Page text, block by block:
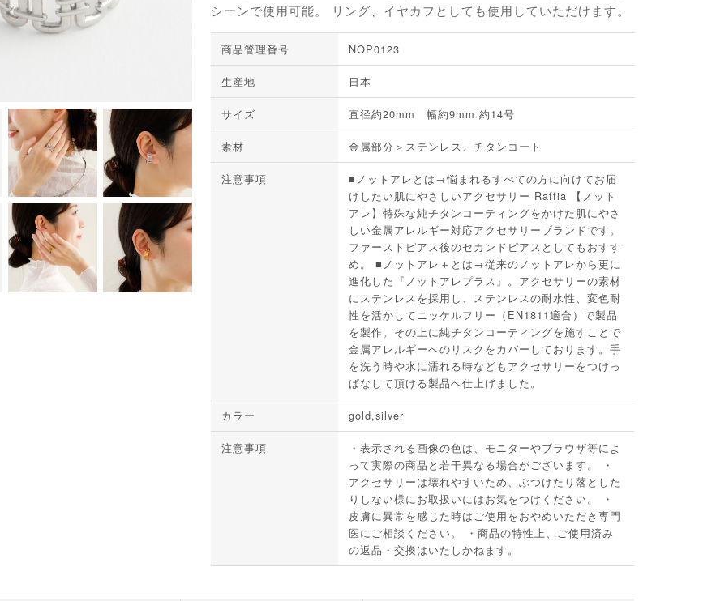
シーンで使用可能。 リング、イヤカフとしても使用していただけます。
商品管理番号 NOP0123
生産地 日本
サイズ 直径約20mm 幅約9mm 約14号
素材 金属部分＞ステンレス、チタンコート
注意事項
■ノットアレとは→悩まれるすべての方に向けてお届
けしたい肌にやさしいアクセサリー Raffia 【ノット
アレ】特殊な純チタンコーティングをかけた肌にやさ
しい金属アレルギー対応アクセサリーブランドです。
ファーストピアス後のセカンドピアスとしてもおすす
め。 ■ノットアレ＋とは→従来のノットアレから更に
進化した『ノットアレプラス』。アクセサリーの素材
にステンレスを採用し、ステンレスの耐水性、変色耐
性を活かしてニッケルフリー（EN1811適合）で製品
を製作。その上に純チタンコーティングを施すことで
金属アレルギーへのリスクをカバーしております。手
を洗う時や水に濡れる時などもアクセサリーをつけっ
ぱなして頂ける製品へ仕上げました。
カラー gold,silver
注意事項
・表示される画像の色は、モニターやブラウザ等によ
って実際の商品と若干異なる場合がございます。 ・
アクセサリーは壊れやすいため、ぶつけたり落とした
りしない様にお取扱いにはお気をつけください。 ・
皮膚に異常を感じた時はご使用をおやめいただき専門
医にご相談ください。 ・商品の特性上、ご使用済み
の返品・交換はいたしかねます。